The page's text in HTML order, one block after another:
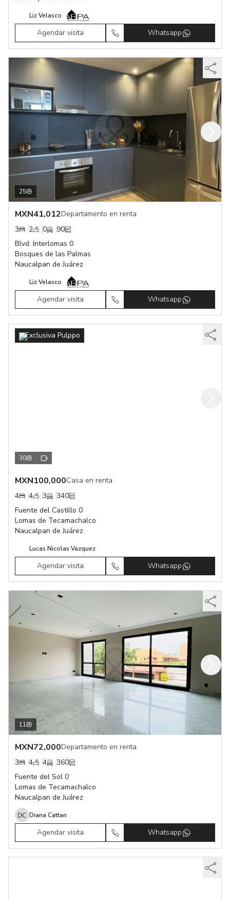
Liz Velasco
Agendar visita Whatsapp
25
MXN41,012Departamento en renta
3
2 0
90
Blvd. Interlomas 0
Bosques de las Palmas
Naucalpan de Juárez
Liz Velasco
Agendar visita Whatsapp
30
Exclusiva Pulppo
MXN100,000Casa en renta
4
4 3
340
Fuente del Castillo 0
Lomas de Tecamachalco
Naucalpan de Juárez
Lucas Nicolas Vazquez
Agendar visita Whatsapp
11
MXN72,000Departamento en renta
3
4 4
360
Fuente del Sol 0
Lomas de Tecamachalco
Naucalpan de Juárez
Diana Cattan
Agendar visita Whatsapp